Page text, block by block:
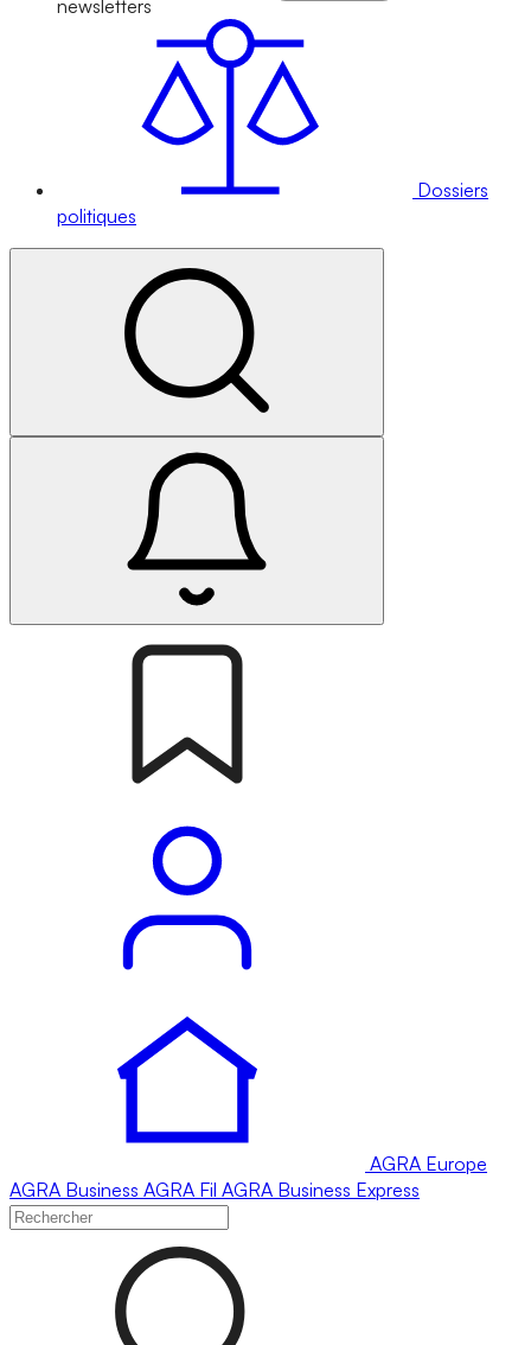
newsletters
Dossiers
politiques
AGRA Europe
AGRA Business AGRA Fil AGRA Business Express